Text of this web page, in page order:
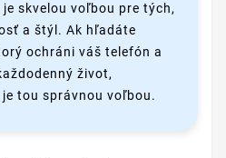
skvelou voľbou pre tých,
a štýl. Ak hľadáte
ochráni váš telefón a
život,
tou správnou voľbou.